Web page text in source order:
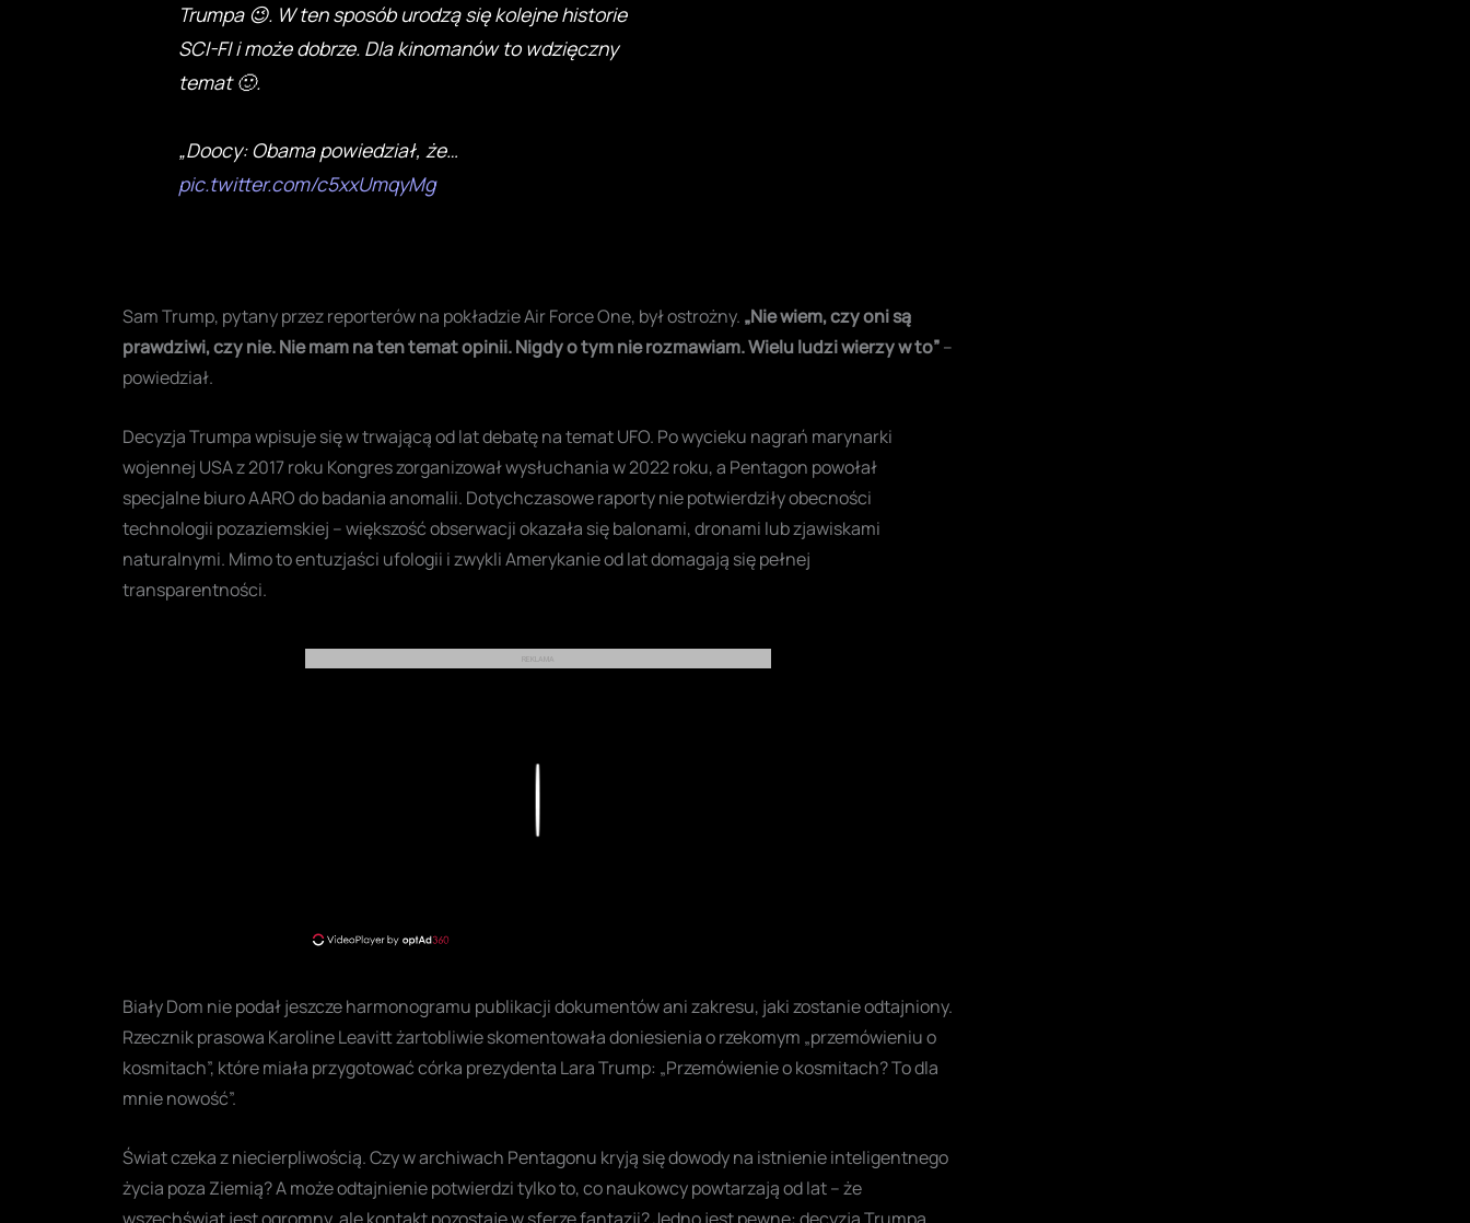
Trumpa 😉. W ten sposób urodzą się kolejne historie
SCI-FI i może dobrze. Dla kinomanów to wdzięczny
temat 🙂.
„Doocy: Obama powiedział, że…
pic.twitter.com/c5xxUmqyMg
Sam Trump, pytany przez reporterów na pokładzie Air Force One, był ostrożny. „Nie wiem, czy oni są
prawdziwi, czy nie. Nie mam na ten temat opinii. Nigdy o tym nie rozmawiam. Wielu ludzi wierzy w to”–
powiedział.
Decyzja Trumpa wpisuje się w trwającą od lat debatę na temat UFO. Po wycieku nagrań marynarki
wojennej USA z 2017 roku Kongres zorganizował wysłuchania w 2022 roku, a Pentagon powołał
specjalne biuro AARO do badania anomalii. Dotychczasowe raporty nie potwierdziły obecności
technologii pozaziemskiej – większość obserwacji okazała się balonami, dronami lub zjawiskami
naturalnymi. Mimo to entuzjaści ufologii i zwykli Amerykanie od lat domagają się pełnej
transparentności.
REKLAMA
Biały Dom nie podał jeszcze harmonogramu publikacji dokumentów ani zakresu, jaki zostanie odtajniony.
Rzecznik prasowa Karoline Leavitt żartobliwie skomentowała doniesienia o rzekomym „przemówieniu o
kosmitach”, które miała przygotować córka prezydenta Lara Trump: „Przemówienie o kosmitach? To dla
mnie nowość”.
Świat czeka z niecierpliwością. Czy w archiwach Pentagonu kryją się dowody na istnienie inteligentnego
życia poza Ziemią? A może odtajnienie potwierdzi tylko to, co naukowcy powtarzają od lat – że